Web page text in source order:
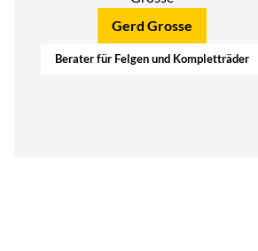
Gerd Grosse
Berater für Felgen und Kompletträder